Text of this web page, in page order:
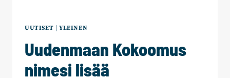
UUTISET YLEINEN
Uudenmaan Kokoomus
nimesi lisää